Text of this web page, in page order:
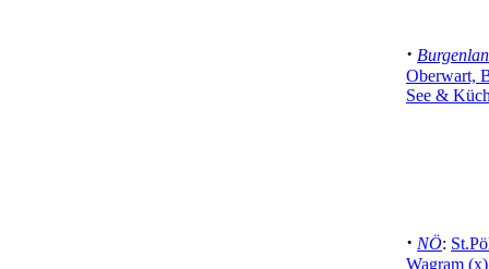
·
Oberwart,
See &
· NÖ:
Wagram (x)